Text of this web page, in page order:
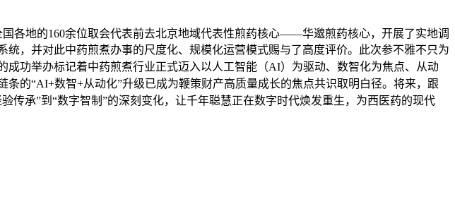
国各地的160余位取会代表前去北京地域代表性煎药核心——华邈煎药核心，开展了实地调
，并对此中药煎煮办事的尺度化、规模化运营模式赐与了高度评价。此次参不雅不只为
功举办标记着中药煎煮行业正式迈入以人工智能（AI）为驱动、数智化为焦点、从动
的“AI+数智+从动化”升级已成为鞭策财产高质量成长的焦点共识取明白径。将来，跟
承”到“数字智制”的深刻变化，让千年聪慧正在数字时代焕发重生，为西医药的现代